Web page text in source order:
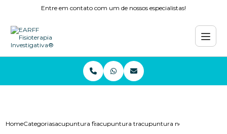
Entre em contato com um de nossos especialistas!
HomeCategoriasacupuntura fisioterapiaacupuntura tratamentoacupuntura nervo ciatico